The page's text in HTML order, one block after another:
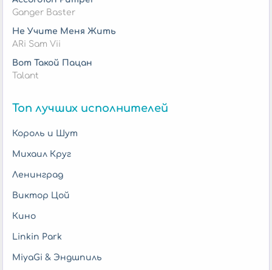
Ganger Baster
Не Учите Меня Жить
ARi Sam Vii
Вот Такой Пацан
Talant
Топ лучших исполнителей
Король и Шут
Михаил Круг
Ленинград
Виктор Цой
Кино
Linkin Park
MiyaGi & Эндшпиль